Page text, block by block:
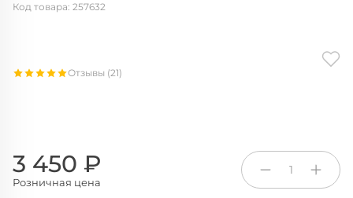
Отзывы (21)
Код товара: 257632
3 450 ₽
Розничная цена
1